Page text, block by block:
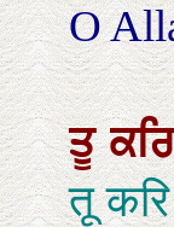
O
ਤੂ
तू